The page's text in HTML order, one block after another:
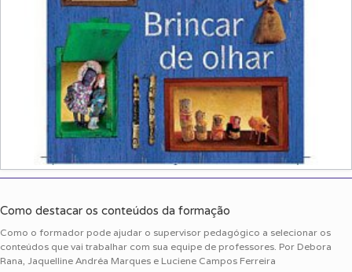
Como destacar os conteúdos da formação
Como o formador pode ajudar o supervisor pedagógico a selecionar os
conteúdos que vai trabalhar com sua equipe de professores. Por Debora
Rana, Jaquelline Andréa Marques e Luciene Campos Ferreira